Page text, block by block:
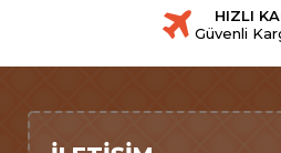
HIZLI
Güvenli